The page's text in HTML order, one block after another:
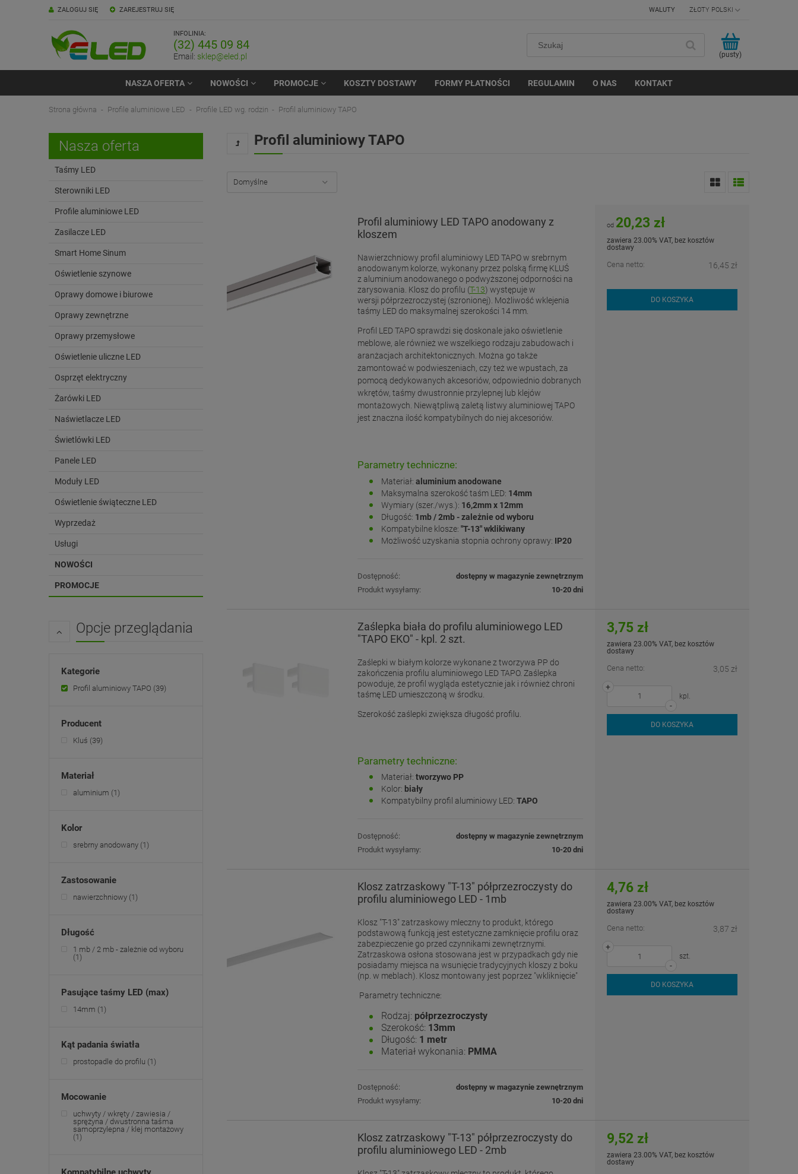
ZAREJESTRUJ SIĘ
ZALOGUJ SIĘ WALUTY
INFOLINIA:
(32) 445 09 84
Email: sklep@eled.pl (pusty)
NASZA OFERTA NOWOŚCI PROMOCJE KOSZTY DOSTAWY FORMY PŁATNOŚCI REGULAMIN O NAS KONTAKT
Strona główna Profile aluminiowe LED Profile LED wg. rodzin Profil aluminiowy TAPO
Nasza oferta
Taśmy LED
Sterowniki LED
Profile aluminiowe LED
Zasilacze LED
Smart Home Sinum
Oświetlenie szynowe
Oprawy domowe i biurowe
Oprawy zewnętrzne
Oprawy przemysłowe
Oświetlenie uliczne LED
Osprzęt elektryczny
Żarówki LED
Naświetlacze LED
Świetlówki LED
Panele LED
Moduły LED
Oświetlenie świąteczne LED
Wyprzedaż
Usługi
NOWOŚCI
PROMOCJE
Opcje przeglądania
Kategorie
Profil aluminiowy TAPO (39)
Producent
Kluś (39)
Materiał
aluminium (1)
Kolor
srebrny anodowany (1)
Zastosowanie
nawierzchniowy (1)
Długość
1 mb / 2 mb - zależnie od wyboru
(1)
Pasujące taśmy LED (max)
14mm (1)
Kąt padania światła
prostopadle do profilu (1)
Mocowanie
uchwyty / wkręty / zawiesia /
sprężyna / dwustronna taśma
samoprzylepna / klej montażowy
(1)
Profil aluminiowy TAPO
Profil aluminiowy LED TAPO anodowany z
kloszem
Nawierzchniowy profil aluminiowy LED TAPO w srebrnym
anodowanym kolorze, wykonany przez polską firmę KLUŚ
z aluminium anodowanego o podwyższonej odporności na
zarysowania. Klosz do profilu (T-13) występuje w
wersji półprzezroczystej (szronionej). Możliwość wklejenia
taśmy LED do maksymalnej szerokości 14 mm.
Profil LED TAPO sprawdzi się doskonale jako oświetlenie
meblowe, ale również we wszelkiego rodzaju zabudowach i
aranżacjach architektonicznych. Można go także
zamontować w podwieszeniach, czy też we wpustach, za
pomocą dedykowanych akcesoriów, odpowiednio dobranych
wkrętów, taśmy dwustronnie przylepnej lub klejów
montażowych. Niewątpliwą zaletą listwy aluminiowej TAPO
jest znaczna ilość kompatybilnych do niej akcesoriów.
Parametry techniczne:
Materiał: aluminium anodowane
Maksymalna szerokość taśm LED: 14mm
Wymiary (szer./wys.): 16,2mm x 12mm
Długość: 1mb / 2mb - zależnie od wyboru
Kompatybilne klosze: "T-13" wklikiwany
Możliwość uzyskania stopnia ochrony oprawy: IP20
Dostępność:
dostępny w magazynie zewnętrznym
Produkt wysyłamy:
10-20 dni
od 20,23 zł
zawiera 23.00% VAT, bez kosztów
dostawy
Cena netto: 16,45 zł
DO KOSZYKA
Zaślepka biała do profilu aluminiowego LED
"TAPO EKO" - kpl. 2 szt.
Zaślepki w białym kolorze wykonane z tworzywa PP do
zakończenia profilu aluminiowego LED TAPO. Zaślepka
powoduje, że profil wygląda estetycznie jak i również chroni
taśmę LED umieszczoną w środku.
Szerokość zaślepki zwiększa długość profilu.
Parametry techniczne:
Materiał: tworzywo PP
Kolor: biały
Kompatybilny profil aluminiowy LED: TAPO
Dostępność:
dostępny w magazynie zewnętrznym
Produkt wysyłamy:
10-20 dni
3,75 zł
zawiera 23.00% VAT, bez kosztów
dostawy
Cena netto: 3,05 zł
-
+
kpl.
DO KOSZYKA
Klosz zatrzaskowy "T-13" półprzezroczysty do
profilu aluminiowego LED - 1mb
Klosz "T-13" zatrzaskowy mleczny to produkt, którego
podstawową funkcją jest estetyczne zamknięcie profilu oraz
zabezpieczenie go przed czynnikami zewnętrznymi.
Zatrzaskowa osłona stosowana jest w przypadkach gdy nie
posiadamy miejsca na wsunięcie tradycyjnych kloszy z boku
(np. w meblach). Klosz montowany jest poprzez "wkliknięcie"
Parametry techniczne:
Rodzaj: półprzezroczysty
Szerokość: 13mm
Długość: 1 metr
Materiał wykonania: PMMA
Dostępność:
dostępny w magazynie zewnętrznym
Produkt wysyłamy:
10-20 dni
4,76 zł
zawiera 23.00% VAT, bez kosztów
dostawy
Cena netto: 3,87 zł
-
+
szt.
DO KOSZYKA
Klosz zatrzaskowy "T-13" półprzezroczysty do
profilu aluminiowego LED - 2mb
9,52 zł
zawiera 23.00% VAT, bez kosztów
dostawy